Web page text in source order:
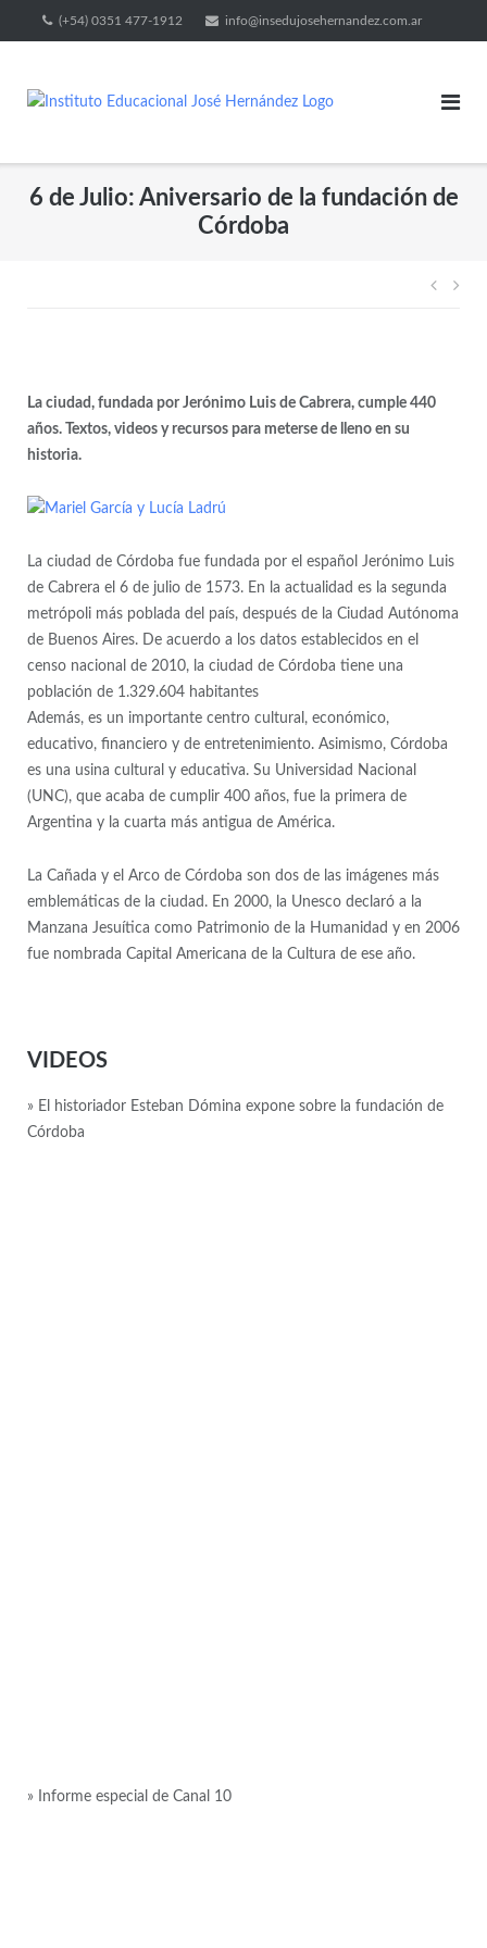
(+54) 0351 477-1912 info@insedujosehernandez.com.ar
6 de Julio: Aniversario de la fundación de
Córdoba
La ciudad, fundada por Jerónimo Luis de Cabrera, cumple 440
años. Textos, videos y recursos para meterse de lleno en su
historia.
La ciudad de Córdoba fue fundada por el español Jerónimo Luis
de Cabrera el 6 de julio de 1573. En la actualidad es la segunda
metrópoli más poblada del país, después de la Ciudad Autónoma
de Buenos Aires. De acuerdo a los datos establecidos en el
censo nacional de 2010, la ciudad de Córdoba tiene una
población de 1.329.604 habitantes
Además, es un importante centro cultural, económico,
educativo, financiero y de entretenimiento. Asimismo, Córdoba
es una usina cultural y educativa. Su Universidad Nacional
(UNC), que acaba de cumplir 400 años, fue la primera de
Argentina y la cuarta más antigua de América.
La Cañada y el Arco de Córdoba son dos de las imágenes más
emblemáticas de la ciudad. En 2000, la Unesco declaró a la
Manzana Jesuítica como Patrimonio de la Humanidad y en 2006
fue nombrada Capital Americana de la Cultura de ese año.
VIDEOS
» El historiador Esteban Dómina expone sobre la fundación de
Córdoba
» Informe especial de Canal 10